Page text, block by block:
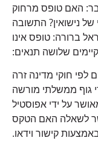
האם טופס מרחוק
נישואין? התשובה
טופס אינו
שלושה תנאים:
חוקי מדינה זרה
ממשלתי מורשה
על ידי אפוסטיל
לשאלה האם הטקס
קישור וידאו.